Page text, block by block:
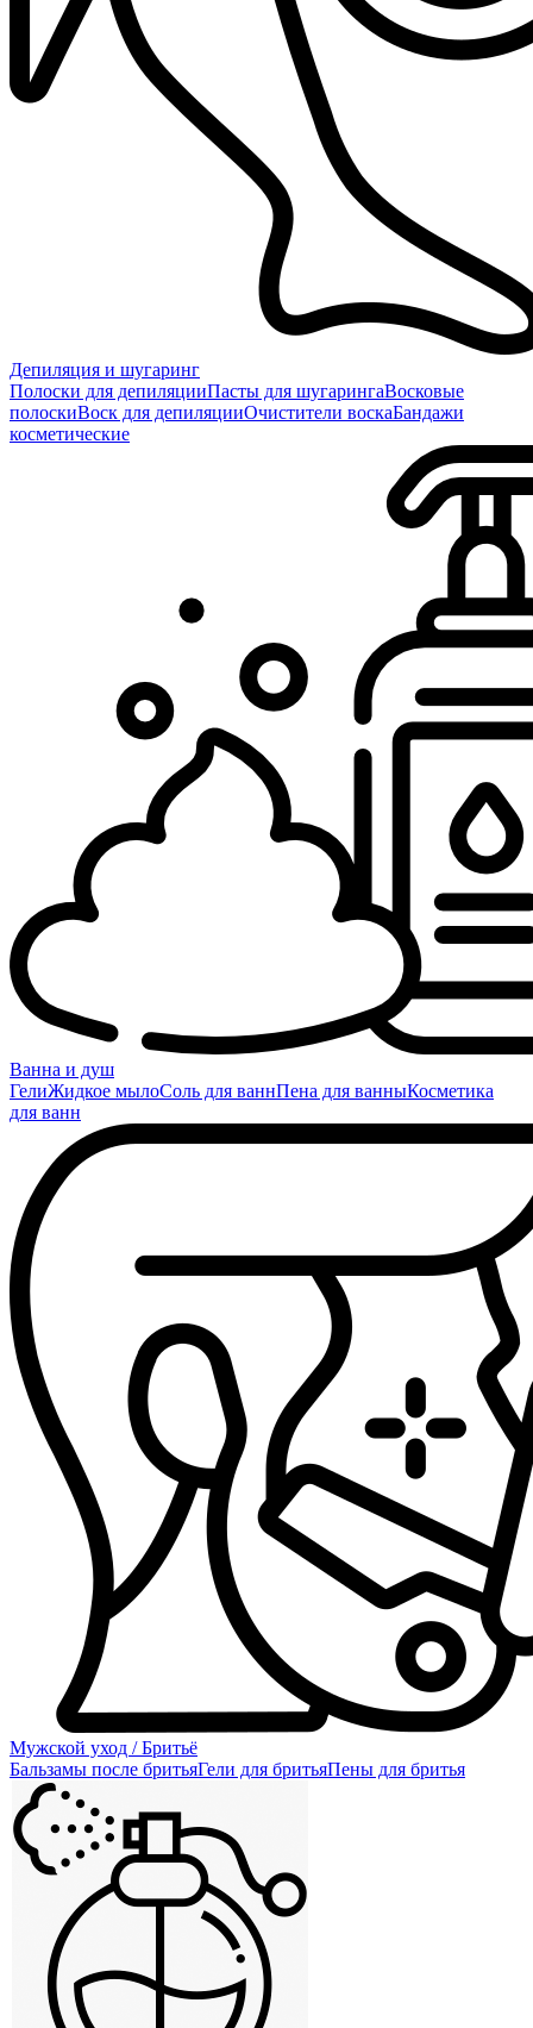
Депиляция и шугаринг
Полоски для депиляцииПасты для шугарингаВосковые
полоскиВоск для депиляцииОчистители воскаБандажи
косметические
Ванна и душ
ГелиЖидкое мылоСоль для ваннПена для ванныКосметика
для ванн
Мужской уход / Бритьё
Бальзамы после бритьяГели для бритьяПены для бритья